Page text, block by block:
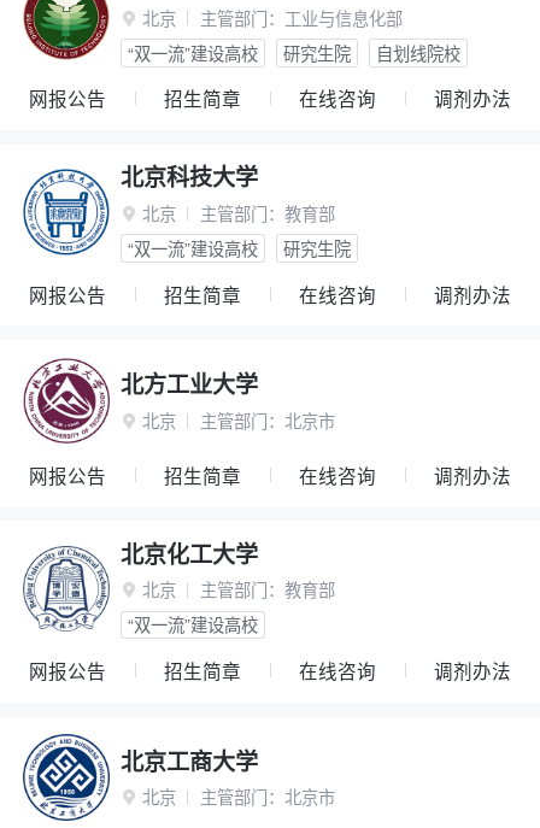
 北京 主管部门： 工业与信息化部
“双一流”建设高校
研究生院 自划线院校
网报公告 招生简章 在线咨询 调剂办法
北京科技大学
 北京 主管部门： 教育部
“双一流”建设高校
研究生院
网报公告 招生简章 在线咨询 调剂办法
北方工业大学
 北京 主管部门： 北京市
网报公告 招生简章 在线咨询 调剂办法
北京化工大学
 北京 主管部门： 教育部
“双一流”建设高校
网报公告 招生简章 在线咨询 调剂办法
北京工商大学
 北京 主管部门： 北京市